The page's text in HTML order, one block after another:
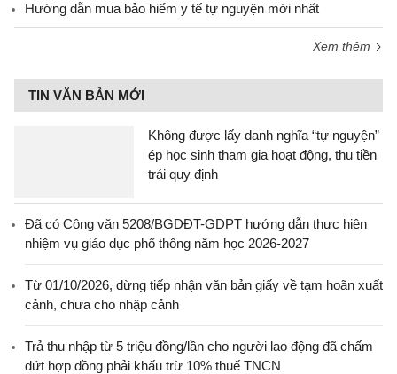
Hướng dẫn mua bảo hiểm y tế tự nguyện mới nhất
Xem thêm
TIN VĂN BẢN MỚI
Không được lấy danh nghĩa “tự nguyện”
ép học sinh tham gia hoạt động, thu tiền
trái quy định
Đã có Công văn 5208/BGDĐT-GDPT hướng dẫn thực hiện
nhiệm vụ giáo dục phổ thông năm học 2026-2027
Từ 01/10/2026, dừng tiếp nhận văn bản giấy về tạm hoãn xuất
cảnh, chưa cho nhập cảnh
Trả thu nhập từ 5 triệu đồng/lần cho người lao động đã chấm
dứt hợp đồng phải khấu trừ 10% thuế TNCN